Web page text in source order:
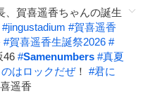
、賀喜遥香ちゃんの誕生
#jingustadium #賀喜遥香
#賀喜遥香生誕祭2026 #
46 #Samenumbers #真夏
はロックだぜ！ #君に
遥香